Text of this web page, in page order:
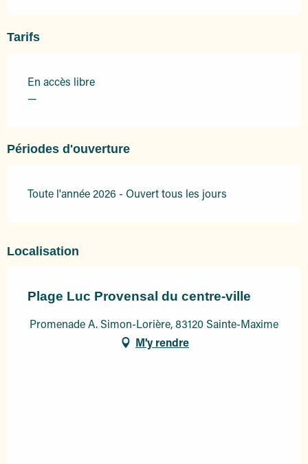
Tarifs
En accès libre
—
Périodes d'ouverture
Toute l'année 2026 - Ouvert tous les jours
Localisation
Plage Luc Provensal du centre-ville
Promenade A. Simon-Lorière, 83120 Sainte-Maxime
M'y rendre